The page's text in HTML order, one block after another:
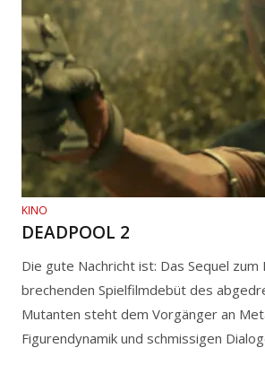
KINO
DEADPOOL 2
Die gute Nachricht ist: Das Sequel
brechenden Spielfilmdebüt des
Mutanten steht dem Vorgänger an
Figurendynamik und schmissigen